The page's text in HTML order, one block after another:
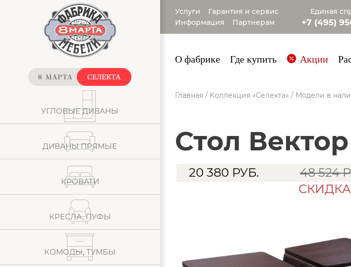
УГЛОВЫЕ ДИВАНЫ
ДИВАНЫ ПРЯМЫЕ
КРОВАТИ
КРЕСЛА, ПУФЫ
КОМОДЫ, ТУМБЫ
Услуги
Гарантия и сервис
Информация
Партнерам
Единая
+7 (495)
О фабрике Где купить Акции
Главная / Коллекция «Селекта» / Модели в
стол Вектор
20 380 РУБ.
48 524
СКИДКА